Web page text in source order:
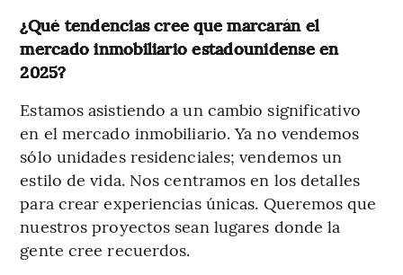
¿Qué tendencias cree que marcarán el
mercado inmobiliario estadounidense en
2025?
Estamos asistiendo a un cambio significativo
en el mercado inmobiliario. Ya no vendemos
sólo unidades residenciales; vendemos un
estilo de vida. Nos centramos en los detalles
para crear experiencias únicas. Queremos que
nuestros proyectos sean lugares donde la
gente cree recuerdos.